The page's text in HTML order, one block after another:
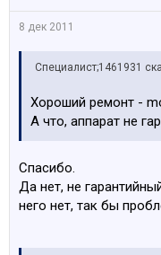
8 дек 2011
Специалист;1461931
Хороший ремонт -
А что, аппарат не
Спасибо.
Да нет, не
него нет, так бы